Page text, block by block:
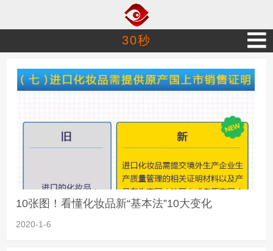
30秒
10张图！看懂化妆品新“基本法”10大变化
2020-1-6